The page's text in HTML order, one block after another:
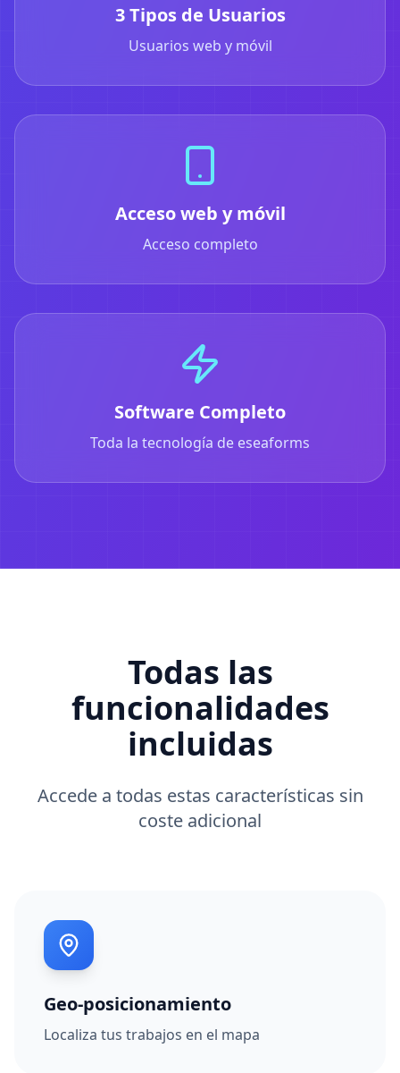
3 Tipos de Usuarios
Usuarios web y móvil
Acceso web y móvil
Acceso completo
Software Completo
Toda la tecnología de eseaforms
Todas las
funcionalidades
incluidas
Accede a todas estas características sin
coste adicional
Geo-posicionamiento
Localiza tus trabajos en el mapa